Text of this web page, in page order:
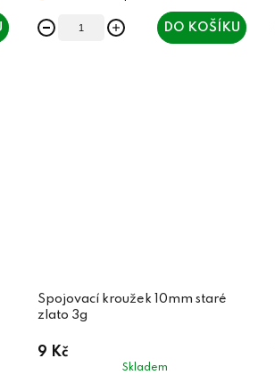
DO KOŠÍKU
Spojovací kroužek 10mm staré
zlato 3g
9 Kč
Skladem